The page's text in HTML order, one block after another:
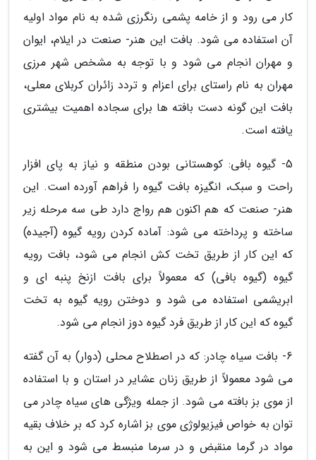
کار می رود و از خامه پشمی رنگرزی شده به نام مواد اولیه
آن استفاده می شود. بافت این هنر- صنعت در ایلام، ایوان
و مهران انجام می شود و با توجه به مشخص شهر مرزی
مهران به نام راستای برای اعزام و تردد زائران کربلای معلی،
بافت این گونه دست بافته ها برای سجاده اهمیت بیشتری
یافته است.
5- گیوه بافی: کوهستانی بودن منطقه و نیاز به پای افزار
راحت و سبک، انگیزه بافت گیوه را فراهم آورده است. این
هنر- صنعت که هم اکنون هم رواج دارد طی سه مرحله زیر
ساخته و پرداخته می شود: آماده کردن رویه گیوه (آجیده)
که این کار از طریق تخت کش انجام می شود، بافت رویه
گیوه (گیوه بافی) که معمولاً برای بافت ازنخ پنبه ای و
ابریشمی استفاده می شود و دوختن رویه گیوه به تخت
گیوه که این کار از طریق فرد گیوه دوز انجام می شود.
6- بافت سیاه چادر: که در اصطلاح محلی (دوار) به آن گفته
می شود معمولاً از طریق زنان عشایر در استان و با استفاده
از موی بز بافته می شود. از جمله ویژگی های سیاه چادر می
توان به خواص فیزیولوژی موی بز اشاره کرد که بر خلاف بقیه
مواد در گرما منقبض و در سرما منبسط می شود و این به